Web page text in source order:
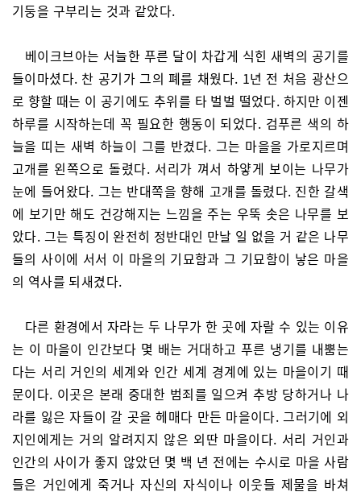
기둥을 구부리는 것과 같았다.
베이크브아는 서늘한 푸른 달이 차갑게 식힌 새벽의 공기를
들이마셨다. 찬 공기가 그의 폐를 채웠다. 1년 전 처음 광산으
로 향할 때는 이 공기에도 추위를 타 벌벌 떨었다. 하지만 이젠
하루를 시작하는데 꼭 필요한 행동이 되었다. 검푸른 색의 하
늘을 띠는 새벽 하늘이 그를 반겼다. 그는 마을을 가로지르며
고개를 왼쪽으로 돌렸다. 서리가 껴서 하얗게 보이는 나무가
눈에 들어왔다. 그는 반대쪽을 향해 고개를 돌렸다. 진한 갈색
에 보기만 해도 건강해지는 느낌을 주는 우뚝 솟은 나무를 보
았다. 그는 특징이 완전히 정반대인 만날 일 없을 거 같은 나무
들의 사이에 서서 이 마을의 기묘함과 그 기묘함이 낳은 마을
의 역사를 되새겼다.
다른 환경에서 자라는 두 나무가 한 곳에 자랄 수 있는 이유
는 이 마을이 인간보다 몇 배는 거대하고 푸른 냉기를 내뿜는
다는 서리 거인의 세계와 인간 세계 경계에 있는 마을이기 때
문이다. 이곳은 본래 중대한 범죄를 일으켜 추방 당하거나 나
라를 잃은 자들이 갈 곳을 헤매다 만든 마을이다. 그러기에 외
지인에게는 거의 알려지지 않은 외딴 마을이다. 서리 거인과
인간의 사이가 좋지 않았던 몇 백 년 전에는 수시로 마을 사람
들은 거인에게 죽거나 자신의 자식이나 이웃들 제물을 바쳐